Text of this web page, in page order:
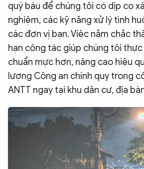
quý báu để chúng tôi có dịp cọ
nghiệm, các kỹ năng xử lý tình
các đơn vị bạn. Việc nắm chắc
hạn công tác giúp chúng tôi thực
chuẩn mực hơn, nâng cao hiệu
lượng Công an chính quy trong
ANTT ngay tại khu dân cư, địa